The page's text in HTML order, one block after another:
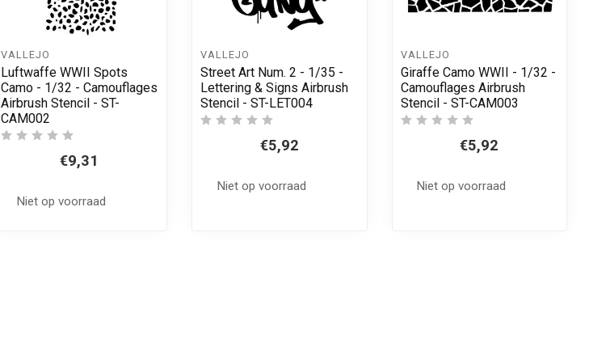
VALLEJO
Luftwaffe WWII Spots
Camo - 1/32 - Camouflages
Airbrush Stencil - ST-
CAM002
€9,31
Niet op voorraad
VALLEJO
Street Art Num. 2 - 1/35 -
Lettering & Signs Airbrush
Stencil - ST-LET004
€5,92
Niet op voorraad
VALLEJO
Giraffe Camo WWII - 1/32 -
Camouflages Airbrush
Stencil - ST-CAM003
€5,92
Niet op voorraad